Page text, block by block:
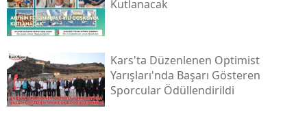
Şanlıurfa
Kutlanacak
Kars'ta Düzenlenen Optimist
Yarışları'nda Başarı Gösteren
Sporcular Ödüllendirildi